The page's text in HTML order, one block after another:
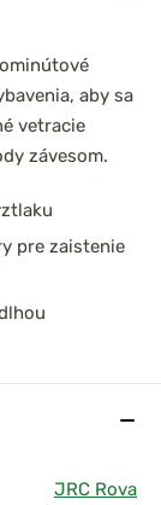
aby sa
vetracie
závesom.
pre zaistenie
JRC Rova